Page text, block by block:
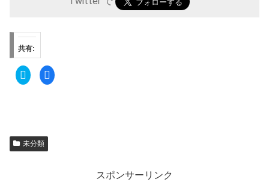
共有:
ク
リ
t
t
e
F
a
未分類
スポンサーリンク